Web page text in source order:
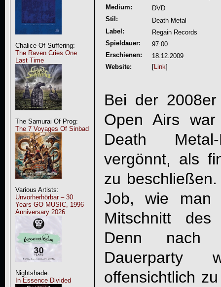
Chalice Of Suffering:
The Raven Cries One
Last Time
The Samurai Of Prog:
The 7 Voyages Of Sinbad
Various Artists:
Unvorherhörbar – 30
Years GO MUSIC, 1996
Anniversary 2026
Nightshade:
In Essence Divided
Medium:
DVD
Stil:
Death Metal
Label:
Regain Records
Spieldauer:
97:00
Erschienen:
18.12.2009
Website:
[Link]
Bei der
Open Airs
Death
vergönnt, als
zu
Job, wie man
Mitschnitt
Denn nach
Dauerparty
offensichtlich